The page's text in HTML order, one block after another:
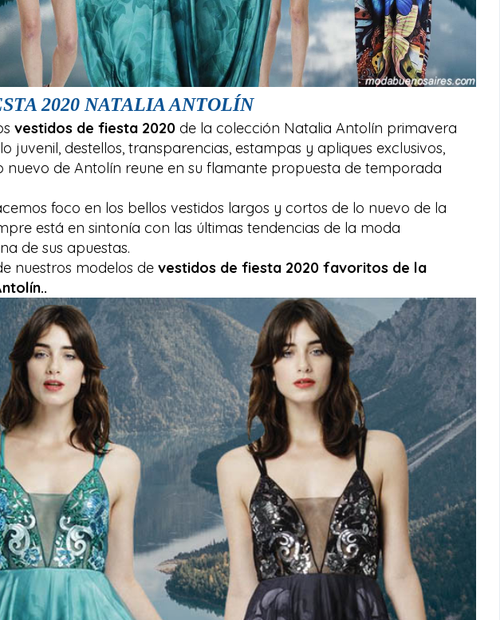
2020 NATALIA ANTOLÍN
vestidos de fiesta 2020 de la colección Natalia Antolín primavera
juvenil, destellos, transparencias, estampas y apliques exclusivos,
nuevo de Antolín reune en su flamante propuesta de temporada
foco en los bellos vestidos largos y cortos de lo nuevo de la
está en sintonía con las últimas tendencias de la moda
de sus apuestas.
nuestros modelos de vestidos de fiesta 2020 favoritos de la